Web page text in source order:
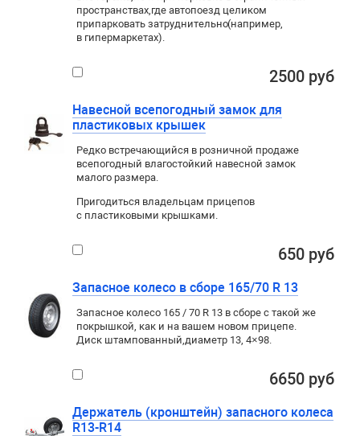
пространствах,где автопоезд целиком
припарковать затруднительно(например,
в гипермаркетах).
2500 руб
Навесной всепогодный замок для
пластиковых крышек
Редко встречающийся в розничной продаже
всепогодный влагостойкий навесной замок
малого размера.
Пригодиться владельцам прицепов
с пластиковыми крышками.
650 руб
Запасное колесо в сборе 165/70 R 13
Запасное колесо 165 / 70 R 13 в сборе с такой же
покрышкой,как и на вашем новом прицепе.
Диск штампованный,диаметр 13, 4×98.
6650 руб
Держатель (кронштейн) запасного колеса
R13-R14